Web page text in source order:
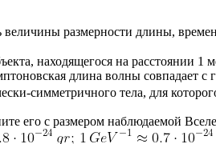
величины размерности длины,
находящегося на расстоянии 1
длина волны совпадает
симметричного тела, для
его с размером наблюдаемой